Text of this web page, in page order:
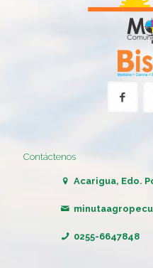
Contáctenos
Acarigua, Edo.
0255-6647848